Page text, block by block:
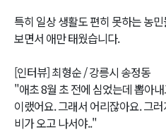
특히 일상 생활도 편히 못하는 농
보면서 애만 태웠습니다.
[인터뷰] 최형순 / 강릉시 송정동
"애초 8월 초 전에 심었는데 뽑아
이랬어요. 그래서 어리잖아요. 그
비가 오고 나서야.."